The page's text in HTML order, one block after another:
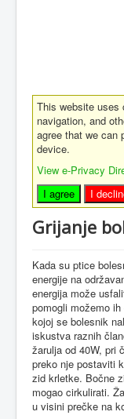
This website uses
navigation, and
agree that we can
device.
View e-Privacy
I agree
I
Grijanje
Kada su ptice
energije na
energija može
pomogli možemo
kojoj se bolesnik
iskustva raznih
žarulja od 40W, pri
preko nje postaviti
zid krletke. Bočne
mogao cirkulirati.
u visini prečke na